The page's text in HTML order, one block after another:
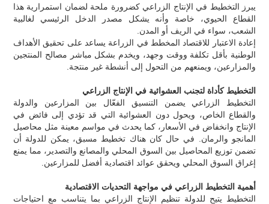
يبرز التخطيط في الإنتاج الزراعي كضرورة ملحة لضمان استمرارية هذا
القطاع الحيوي، خاصة وأنه يشكل مصدر الدخل الرئيسي لغالبية
الشعب، سواء في الريف أو المدن.
إعادة الاعتبار للاقتصاد المخطط في الزراعة يساعد على تحقيق الأهداف
الوطنية بأقل تكلفة ووقت وجهد، ويخدم بشكل مباشر مصالح المنتجين
والمزارعين، ويمنعهم من التحول إلى أنشطة غير منتجة.
التخطيط كأداة لتجنب العشوائية في الإنتاج الزراعي
التخطيط الزراعي يضمن التنسيق الفعّال بين المزارعين والدولة
والقطاع الخاص، ويحول دون العشوائية التي قد تؤدي إلى فائض في
الإنتاج وانخفاض في الأسعار، كما يحدث في مواسم معينة مثل محاصيل
المانجو والرمان. في حال كان هناك تخطيط مسبق، يمكن للدولة أن
تضمن توزيع المحاصيل بين السوق المحلي والمصانع والتصدير، مما يمنع
إغراق السوق المحلي ويحقق عوائد اقتصادية أفضل للمزارعين.
أهمية التخطيط الزراعي في مواجهة التحديات الاقتصادية
التخطيط يتيح للدولة تنظيم الإنتاج الزراعي بما يتناسب مع احتياجات